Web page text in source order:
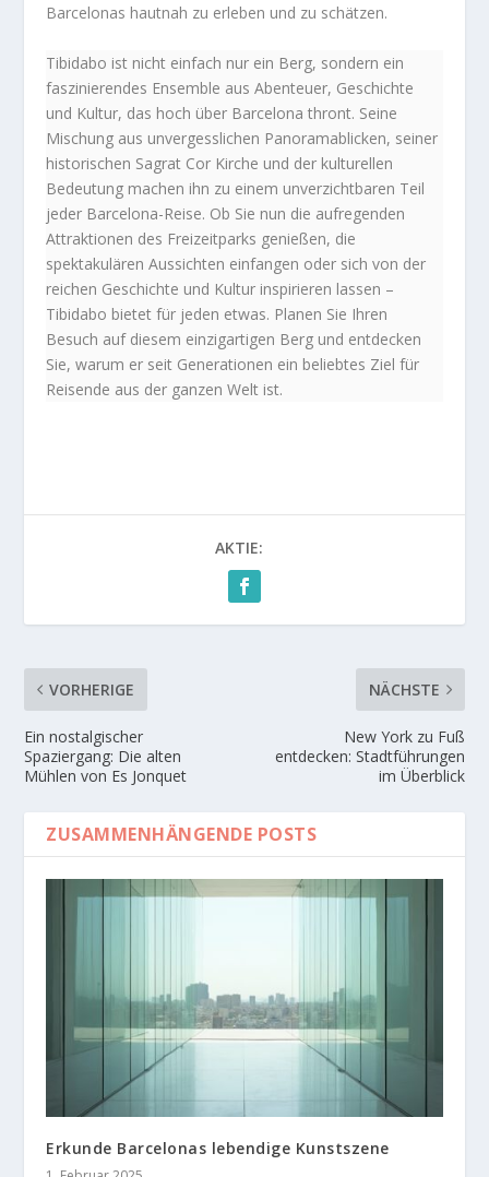
Barcelonas hautnah zu erleben und zu schätzen.
Tibidabo ist nicht einfach nur ein Berg, sondern ein
faszinierendes Ensemble aus Abenteuer, Geschichte
und Kultur, das hoch über Barcelona thront. Seine
Mischung aus unvergesslichen Panoramablicken, seiner
historischen Sagrat Cor Kirche und der kulturellen
Bedeutung machen ihn zu einem unverzichtbaren Teil
jeder Barcelona-Reise. Ob Sie nun die aufregenden
Attraktionen des Freizeitparks genießen, die
spektakulären Aussichten einfangen oder sich von der
reichen Geschichte und Kultur inspirieren lassen –
Tibidabo bietet für jeden etwas. Planen Sie Ihren
Besuch auf diesem einzigartigen Berg und entdecken
Sie, warum er seit Generationen ein beliebtes Ziel für
Reisende aus der ganzen Welt ist.
AKTIE:
VORHERIGE
Ein nostalgischer
Spaziergang: Die alten
Mühlen von Es Jonquet
NÄCHSTE
New York zu Fuß
entdecken: Stadtführungen
im Überblick
ZUSAMMENHÄNGENDE POSTS
Erkunde Barcelonas lebendige Kunstszene